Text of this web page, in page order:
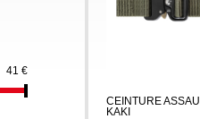
41 €
CEINTURE
KAKI